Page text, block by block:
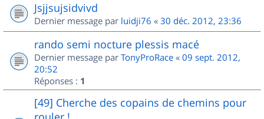
Jsjjsujsidvivd
Dernier message par luidji76 « 30 déc. 2012, 23:36
rando semi nocture plessis macé
Dernier message par TonyProRace « 09 sept. 2012,
20:52
Réponses : 1
[49] Cherche des copains de chemins pour